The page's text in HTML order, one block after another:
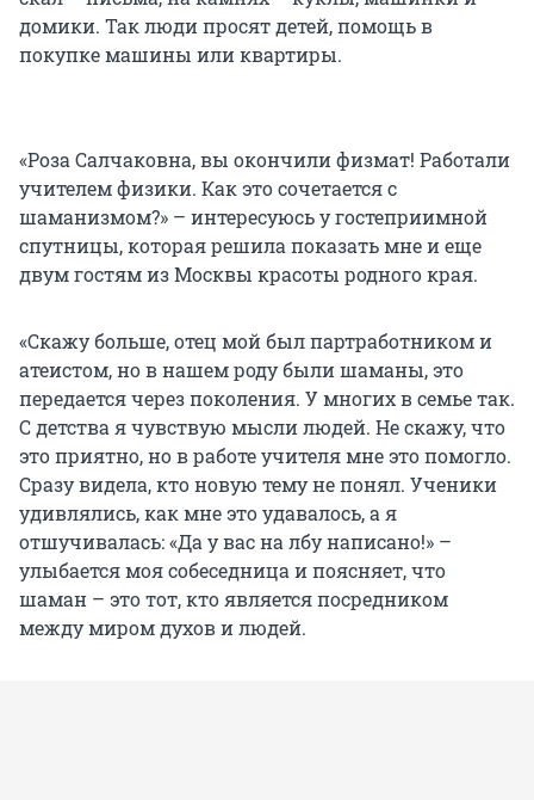
домики. Так люди просят детей, помощь в
покупке машины или квартиры.
«Роза Салчаковна, вы окончили физмат! Работали
учителем физики. Как это сочетается с
шаманизмом?» – интересуюсь у гостеприимной
спутницы, которая решила показать мне и еще
двум гостям из Москвы красоты родного края.
«Скажу больше, отец мой был партработником и
атеистом, но в нашем роду были шаманы, это
передается через поколения. У многих в семье так.
С детства я чувствую мысли людей. Не скажу, что
это приятно, но в работе учителя мне это помогло.
Сразу видела, кто новую тему не понял. Ученики
удивлялись, как мне это удавалось, а я
отшучивалась: «Да у вас на лбу написано!» –
улыбается моя собеседница и поясняет, что
шаман – это тот, кто является посредником
между миром духов и людей.